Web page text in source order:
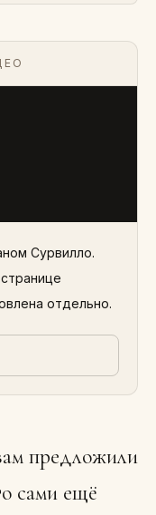
Сурвилло.
отдельно.
предложили
сами ещё